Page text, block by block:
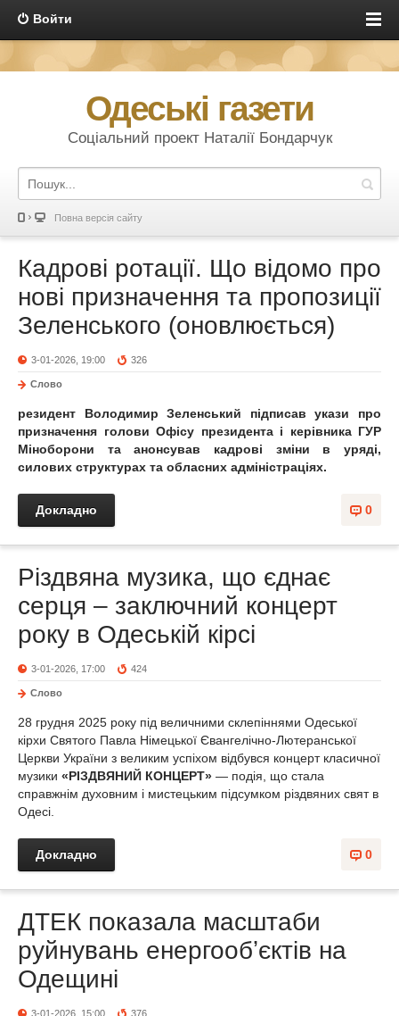
Войти
Одеські газети
Соціальний проект Наталії Бондарчук
Повна версія сайту
Кадрові ротації. Що відомо про
нові призначення та пропозиції
Зеленського (оновлюється)
3-01-2026, 19:00 326
Слово
резидент Володимир Зеленський підписав укази про
призначення голови Офісу президента і керівника ГУР
Міноборони та анонсував кадрові зміни в уряді,
силових структурах та обласних адміністраціях.
0
Докладно
Різдвяна музика, що єднає
серця – заключний концерт
року в Одеській кірсі
3-01-2026, 17:00 424
Слово
28 грудня 2025 року під величними склепіннями Одеської
кірхи Святого Павла Німецької Євангелічно-Лютеранської
Церкви України з великим успіхом відбувся концерт класичної
музики «РІЗДВЯНИЙ КОНЦЕРТ» — подія, що стала
справжнім духовним і мистецьким підсумком різдвяних свят в
Одесі.
0
Докладно
ДТЕК показала масштаби
руйнувань енергообʼєктів на
Одещині
3-01-2026, 15:00 376